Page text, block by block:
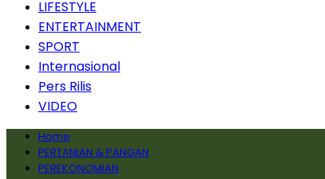
LIFESTYLE
ENTERTAINMENT
SPORT
Internasional
Pers Rilis
VIDEO
Home
PERTANIAN & PANGAN
PEREKONOMIAN